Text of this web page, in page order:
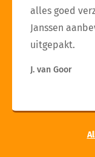
alles goed
Janssen
uitgepakt.
J. van Goor